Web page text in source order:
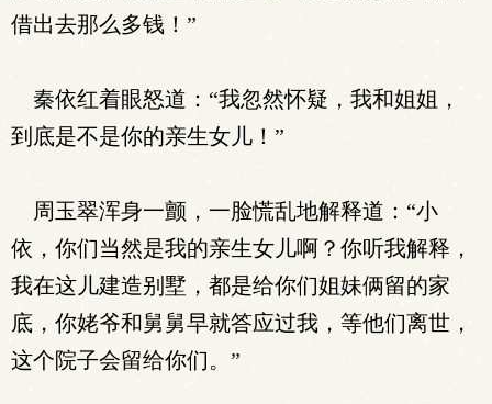
借出去那么多钱！”
秦依红着眼怒道：“我忽然怀疑，我和姐姐，
到底是不是你的亲生女儿！”
周玉翠浑身一颤，一脸慌乱地解释道：“小
依，你们当然是我的亲生女儿啊？你听我解释，
我在这儿建造别墅，都是给你们姐妹俩留的家
底，你姥爷和舅舅早就答应过我，等他们离世，
这个院子会留给你们。”